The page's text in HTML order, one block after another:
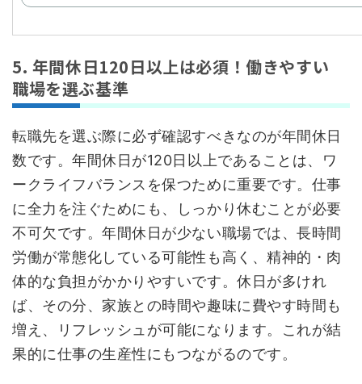
5. 年間休日120日以上は必須！働きやすい
職場を選ぶ基準
転職先を選ぶ際に必ず確認すべきなのが年間休日
数です。年間休日が120日以上であることは、ワ
ークライフバランスを保つために重要です。仕事
に全力を注ぐためにも、しっかり休むことが必要
不可欠です。年間休日が少ない職場では、長時間
労働が常態化している可能性も高く、精神的・肉
体的な負担がかかりやすいです。休日が多けれ
ば、その分、家族との時間や趣味に費やす時間も
増え、リフレッシュが可能になります。これが結
果的に仕事の生産性にもつながるのです。